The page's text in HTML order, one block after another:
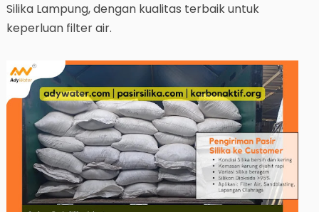
Silika Lampung, dengan kualitas terbaik untuk
keperluan filter air.